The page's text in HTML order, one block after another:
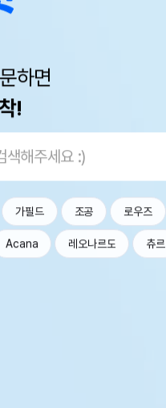
하면
!
가필드 조공 로우즈
Acana 레오나르도 츄르